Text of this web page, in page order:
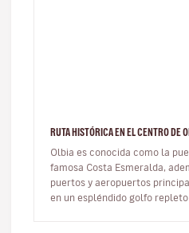
RUTA HISTÓRICA EN EL CENTRO DE
Olbia es conocida como la
famosa Costa Esmeralda,
puertos y aeropuertos
en un espléndido golfo